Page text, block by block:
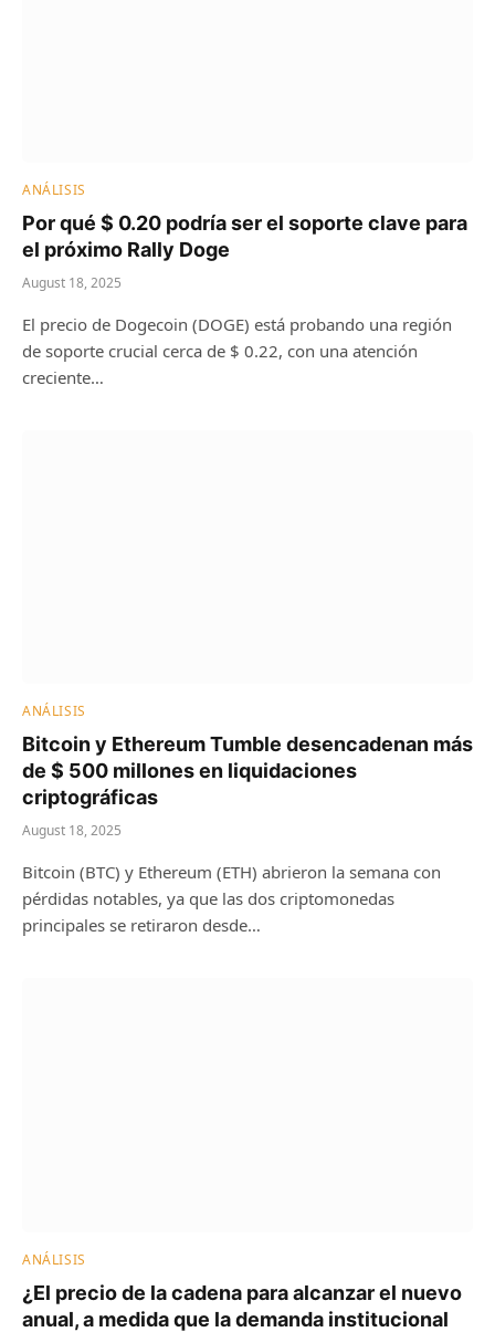
ANÁLISIS
Por qué $ 0.20 podría ser el soporte clave para
el próximo Rally Doge
August 18, 2025
El precio de Dogecoin (DOGE) está probando una región
de soporte crucial cerca de $ 0.22, con una atención
creciente…
ANÁLISIS
Bitcoin y Ethereum Tumble desencadenan más
de $ 500 millones en liquidaciones
criptográficas
August 18, 2025
Bitcoin (BTC) y Ethereum (ETH) abrieron la semana con
pérdidas notables, ya que las dos criptomonedas
principales se retiraron desde…
ANÁLISIS
¿El precio de la cadena para alcanzar el nuevo
anual, a medida que la demanda institucional